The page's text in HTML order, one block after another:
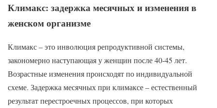
Климакс: задержка месячных и изменения в
женском организме
Климакс – это инволюция репродуктивной системы,
закономерно наступающая у женщин после 40-45 лет.
Возрастные изменения происходят по индивидуальной
схеме. Задержка месячных при климаксе – естественный
результат перестроечных процессов, при которых